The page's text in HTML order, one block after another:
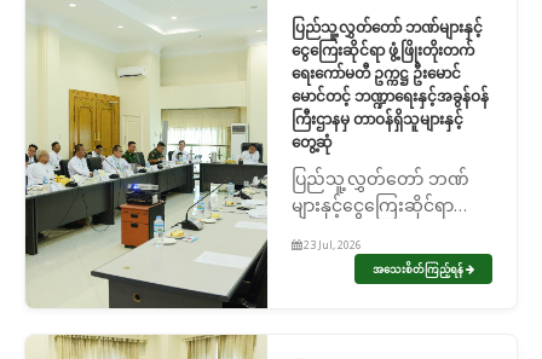
ပြည်သူ့လွှတ်တော် ဘဏ်များနှင့်
ငွေကြေးဆိုင်ရာ ဖွံ့ဖြိုးတိုးတက်
ရေးကော်မတီ ဥက္ကဋ္ဌ ဦးမောင်
မောင်တင့် ဘဏ္ဍာရေးနှင့်အခွန်ဝန်
ကြီးဌာနမှ တာဝန်ရှိသူများနှင့်
တွေ့ဆုံ
ပြည်သူ့လွှတ်တော် ဘဏ်
များနှင့်ငွေကြေးဆိုင်ရာ
ဥက္ကဋ္ဌ ဦးမောင်မောင်တင့်
ဘဏ္ဍာရေးနှင့်အခွန်ဝန်ကြီး
23 Jul, 2026
အသေးစိတ်ကြည့်ရန်